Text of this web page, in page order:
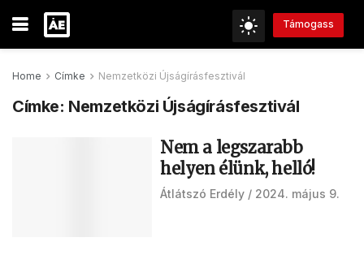
Támogass
Home Címke Nemzetközi Újságírásfesztivál
Címke: Nemzetközi Újságírásfesztivál
Nem a legszarabb
helyen élünk, helló!
Átlátszó Erdély 2024. május 9.